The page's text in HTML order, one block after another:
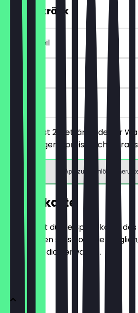
2für1 Getränk
~€ 3 Vorteil
180 Tage
vor Ort
Du bestellst 2 Getränke deiner
das günstigere/preisgleiche Gratis
App zum Einlösen
Speisekarte
Hier findest du die Speisekarte
aktualisieren sie so oft wie
weißt, was dich erwartet.
Döner